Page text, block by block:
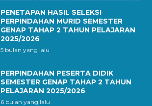
PENETAPAN HASIL SELEKSI
PERPINDAHAN MURID SEMESTER
GENAP TAHAP 2 TAHUN PELAJARAN
2025/2026
5 bulan yang lalu
PERPINDAHAN PESERTA DIDIK
SEMESTER GENAP TAHAP 2 TAHUN
PELAJARAN 2025/2026
6 bulan yang lalu